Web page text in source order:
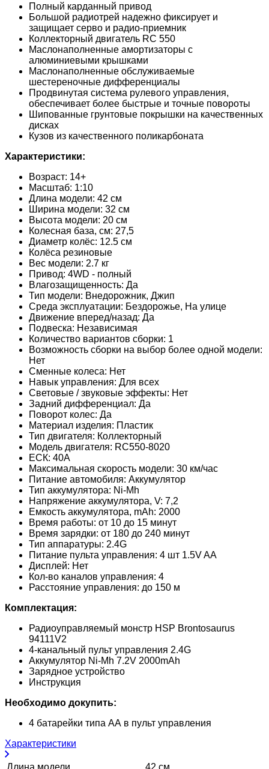
Полный карданный привод
Большой радиотрей надежно фиксирует и
защищает серво и радио-приемник
Коллекторный двигатель RC 550
Маслонаполненные амортизаторы с
алюминиевыми крышками
Маслонаполненные обслуживаемые
шестереночные дифференциалы
Продвинутая система рулевого управления,
обеспечивает более быстрые и точные повороты
Шипованные грунтовые покрышки на качественных
дисках
Кузов из качественного поликарбоната
Характеристики:
Возраст: 14+
Масштаб: 1:10
Длина модели: 42 см
Ширина модели: 32 см
Высота модели: 20 см
Колесная база, см: 27,5
Диаметр колёс: 12.5 см
Колёса резиновые
Вес модели: 2.7 кг
Привод: 4WD - полный
Влагозащищенность: Да
Тип модели: Внедорожник, Джип
Среда эксплуатации: Бездорожье, На улице
Движение вперед/назад: Да
Подвеска: Независимая
Количество вариантов сборки: 1
Возможность сборки на выбор более одной модели:
Нет
Сменные колеса: Нет
Навык управления: Для всех
Световые / звуковые эффекты: Нет
Задний дифференциал: Да
Поворот колес: Да
Материал изделия: Пластик
Тип двигателя: Коллекторный
Модель двигателя: RC550-8020
ЕСК: 40А
Максимальная скорость модели: 30 км/час
Питание автомобиля: Аккумулятор
Тип аккумулятора: Ni-Mh
Напряжение аккумулятора, V: 7,2
Емкость аккумулятора, mAh: 2000
Время работы: от 10 до 15 минут
Время зарядки: от 180 до 240 минут
Тип аппаратуры: 2.4G
Питание пульта управления: 4 шт 1.5V AA
Дисплей: Нет
Кол-во каналов управления: 4
Расстояние управления: до 150 м
Комплектация:
Радиоуправляемый монстр HSP Brontosaurus
94111V2
4-канальный пульт управления 2.4G
Аккумулятор Ni-Mh 7.2V 2000mAh
Зарядное устройство
Инструкция
Необходимо докупить:
4 батарейки типа АА в пульт управления
Характеристики
Длина модели 42 см